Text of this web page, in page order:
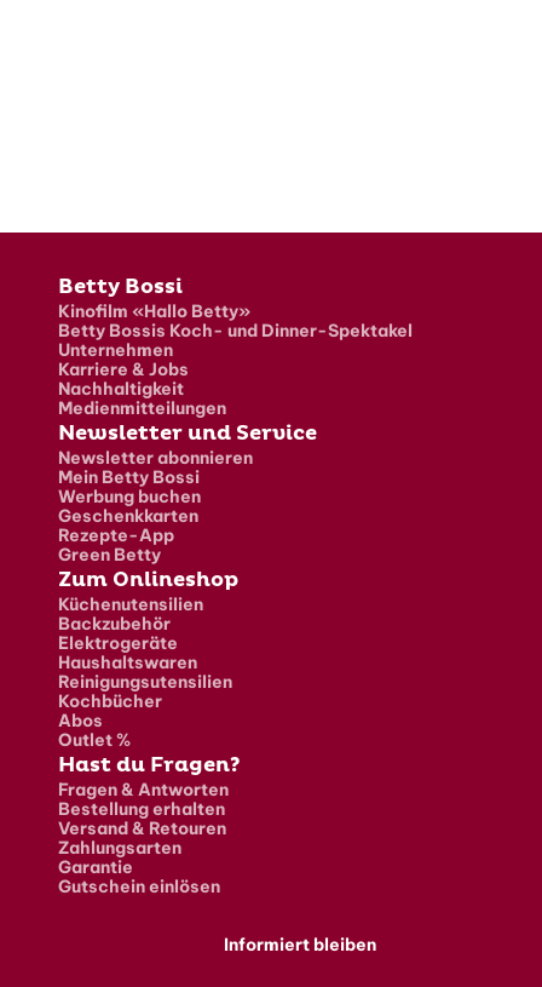
Fusszeile
Betty Bossi
Kinofilm «Hallo Betty»
Betty Bossis Koch- und Dinner-Spektakel
Unternehmen
Karriere & Jobs
Nachhaltigkeit
Medienmitteilungen
Newsletter und Service
Newsletter abonnieren
Mein Betty Bossi
Werbung buchen
Geschenkkarten
Rezepte-App
Green Betty
Zum Onlineshop
Küchenutensilien
Backzubehör
Elektrogeräte
Haushaltswaren
Reinigungsutensilien
Kochbücher
Abos
Outlet %
Hast du Fragen?
Fragen & Antworten
Bestellung erhalten
Versand & Retouren
Zahlungsarten
Garantie
Gutschein einlösen
Informiert bleiben